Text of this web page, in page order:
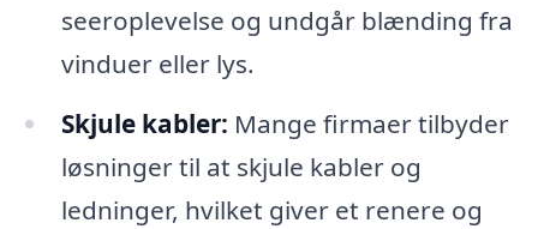
seeroplevelse og undgår blænding fra
vinduer eller lys.
Skjule kabler: Mange firmaer tilbyder
løsninger til at skjule kabler og
ledninger, hvilket giver et renere og